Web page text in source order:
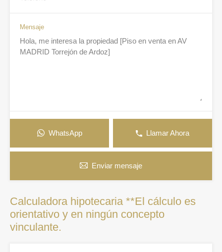
Mensaje
WhatsApp Llamar Ahora
Enviar mensaje
Calculadora hipotecaria **El cálculo es
orientativo y en ningún concepto
vinculante.